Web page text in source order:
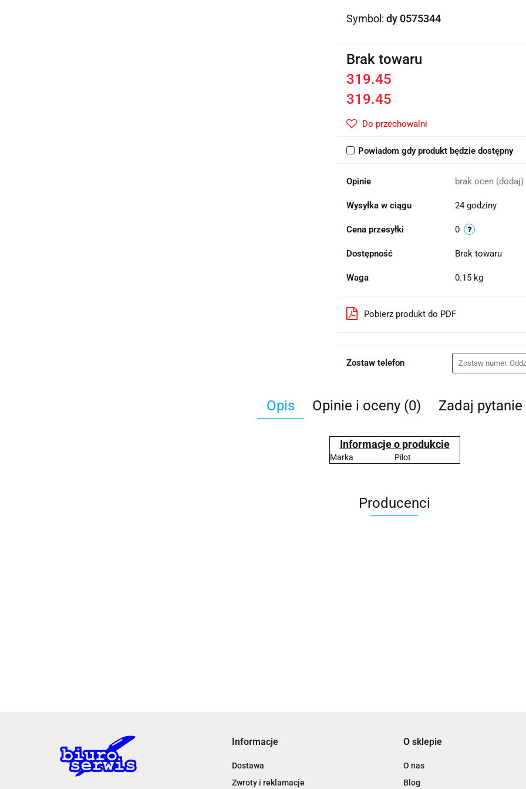
Symbol: dy 0575344
Brak towaru
319.45
319.45
Do przechowalni
Powiadom gdy produkt będzie dostępny
Opinie brak ocen (dodaj)
Wysyłka w ciągu 24 godziny
Cena przesyłki 0
Dostępność Brak towaru
Waga 0.15 kg
Pobierz produkt do PDF
Zostaw telefon
Opis Opinie i oceny (0) Zadaj pytanie
Informacje o produkcie
Marka Pilot
Producenci
A4 Tech
Informacje
Dostawa
Zwroty i reklamacje
O sklepie
O nas
Blog